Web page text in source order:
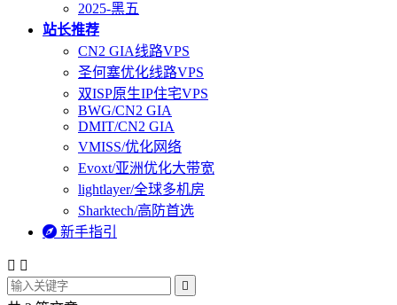
2025-黑五
站长推荐
CN2 GIA线路VPS
圣何塞优化线路VPS
双ISP原生IP住宅VPS
BWG/CN2 GIA
DMIT/CN2 GIA
VMISS/优化网络
Evoxt/亚洲优化大带宽
lightlayer/全球多机房
Sharktech/高防首选
 新手指引
 
